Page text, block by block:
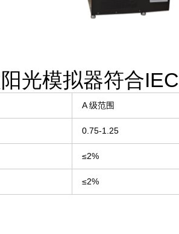
光模拟器符合
A 级范围
0.75-1.25
≤2%
≤2%